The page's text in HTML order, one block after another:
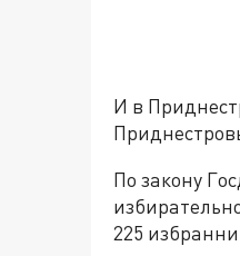
И в
По закону
225